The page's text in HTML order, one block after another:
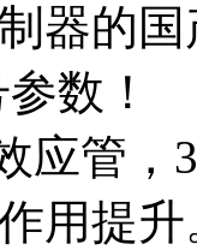
器的
数！
应管
用提升